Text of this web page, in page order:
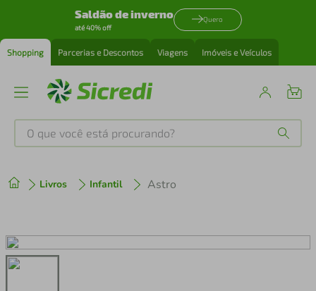
Saldão de inverno
até 40% off
Quero
Shopping Parcerias e Descontos Viagens Imóveis e Veículos
O que você está procurando?
Livros Infantil Astro
2º cafeteira